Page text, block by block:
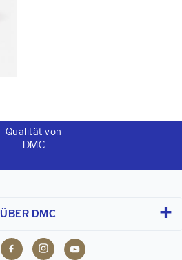
Qualität von
DMC
ÜBER DMC